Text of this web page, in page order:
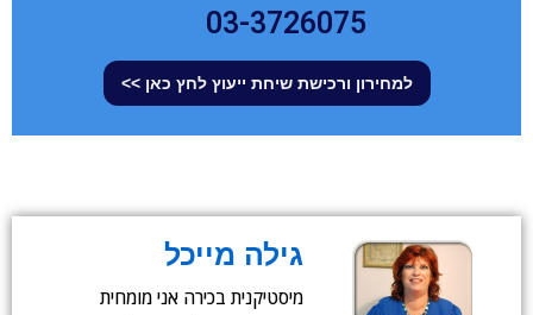
03-3726075
למחירון ורכישת שיחת ייעוץ לחץ כאן >>
גילה מייכל
מיסטיקנית בכירה אני מומחית